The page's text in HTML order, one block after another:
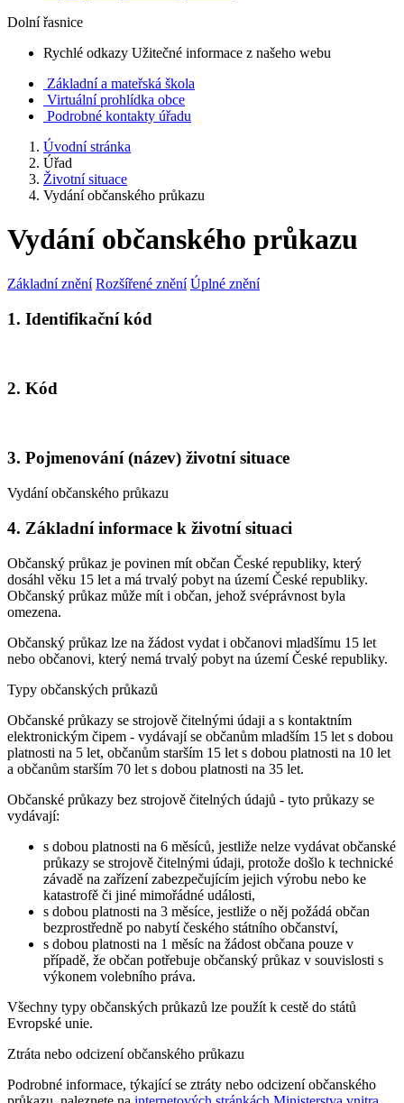
Dolní řasnice
Rychlé odkazy Užitečné informace z našeho webu
Základní a mateřská škola
Virtuální prohlídka obce
Podrobné kontakty úřadu
Úvodní stránka
Úřad
Životní situace
Vydání občanského průkazu
Vydání občanského průkazu
Základní znění Rozšířené znění Úplné znění
1. Identifikační kód
2. Kód
3. Pojmenování (název) životní situace
Vydání občanského průkazu
4. Základní informace k životní situaci
Občanský průkaz je povinen mít občan České republiky, který
dosáhl věku 15 let a má trvalý pobyt na území České republiky.
Občanský průkaz může mít i občan, jehož svéprávnost byla
omezena.
Občanský průkaz lze na žádost vydat i občanovi mladšímu 15 let
nebo občanovi, který nemá trvalý pobyt na území České republiky.
Typy občanských průkazů
Občanské průkazy se strojově čitelnými údaji a s kontaktním
elektronickým čipem - vydávají se občanům mladším 15 let s dobou
platnosti na 5 let, občanům starším 15 let s dobou platnosti na 10 let
a občanům starším 70 let s dobou platnosti na 35 let.
Občanské průkazy bez strojově čitelných údajů - tyto průkazy se
vydávají:
s dobou platnosti na 6 měsíců, jestliže nelze vydávat občanské
průkazy se strojově čitelnými údaji, protože došlo k technické
závadě na zařízení zabezpečujícím jejich výrobu nebo ke
katastrofě či jiné mimořádné události,
s dobou platnosti na 3 měsíce, jestliže o něj požádá občan
bezprostředně po nabytí českého státního občanství,
s dobou platnosti na 1 měsíc na žádost občana pouze v
případě, že občan potřebuje občanský průkaz v souvislosti s
výkonem volebního práva.
Všechny typy občanských průkazů lze použít k cestě do států
Evropské unie.
Ztráta nebo odcizení občanského průkazu
Podrobné informace, týkající se ztráty nebo odcizení občanského